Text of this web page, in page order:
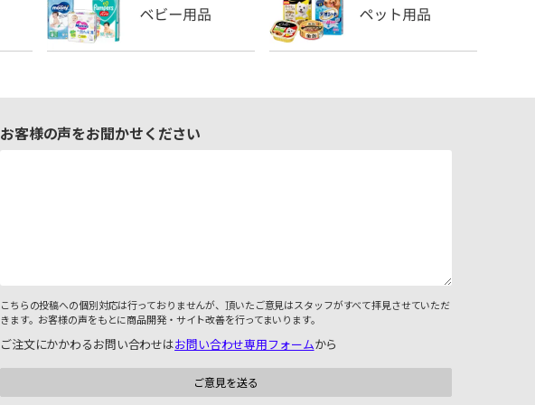
お客様の声をお聞かせください
こちらの投稿への個別対応は行っておりませんが、頂いたご意見はスタッフがすべて拝見させていただ
きます。お客様の声をもとに商品開発・サイト改善を行ってまいります。
ご注文にかかわるお問い合わせはお問い合わせ専用フォームから